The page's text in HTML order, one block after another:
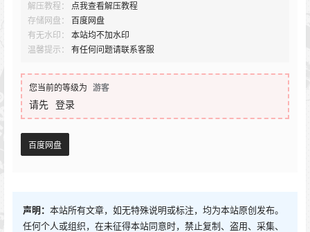
解压教程：
点我查看解压教程
存储网盘：
百度网盘
有无水印：
本站均不加水印
温馨提示：
有任何问题请联系客服
您当前的等级为 游客
请先 登录
百度网盘
声明： 本站所有文章，如无特殊说明或标注，均为本站原创发布。
任何个人或组织，在未征得本站同意时，禁止复制、盗用、采集、